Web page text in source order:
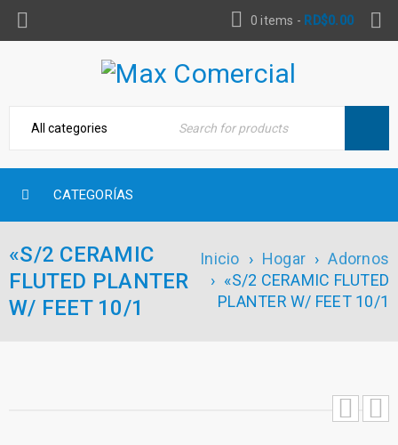
0 items - RD$0.00
CATEGORÍAS
«S/2 CERAMIC
FLUTED PLANTER
W/ FEET 10/1
Inicio › Hogar › Adornos
› «S/2 CERAMIC FLUTED
PLANTER W/ FEET 10/1